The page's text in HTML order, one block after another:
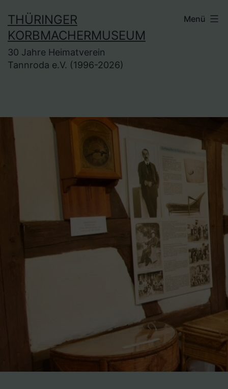
Inhalt
springen
THÜRINGER
KORBMACHERMUSEUM
30 Jahre Heimatverein
Tannroda e.V. (1996-2026)
Menü